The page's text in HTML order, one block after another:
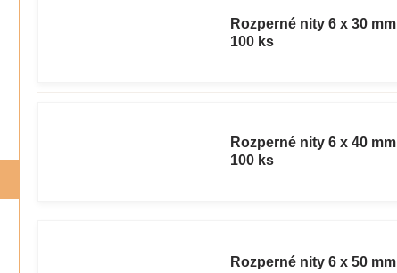
Rozperné nity 6 x 30 mm
100 ks
Rozperné nity 6 x 40 mm
100 ks
Rozperné nity 6 x 50 mm